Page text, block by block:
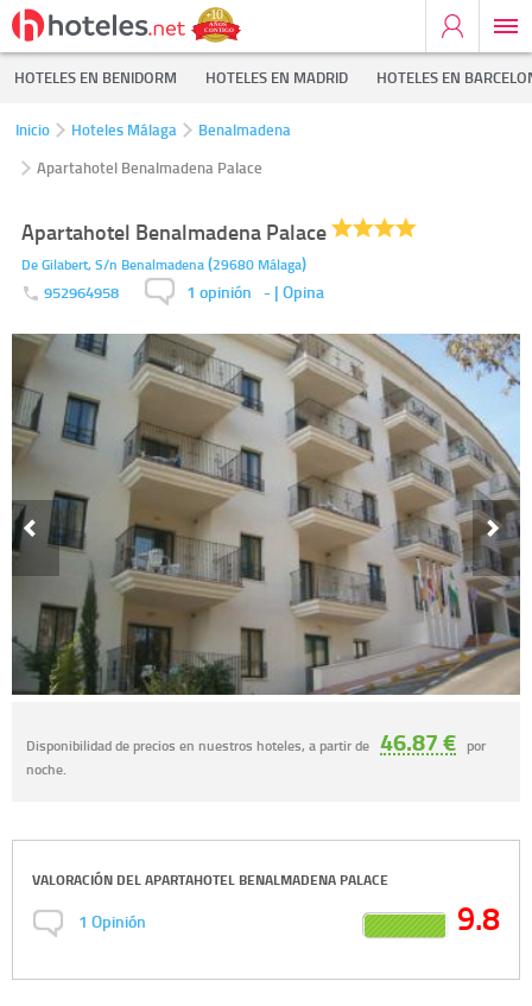
HOTELES EN BENIDORM HOTELES EN MADRID HOTELES EN
Inicio Hoteles Málaga
Benalmadena
Apartahotel Benalmadena Palace
Apartahotel Benalmadena Palace
De Gilabert, S/n Benalmadena(29680 Málaga)
952964958 1 opinión - | Opina
Disponibilidad de precios en nuestros hoteles, a partir de 46.87 € por
noche.
VALORACIÓN DELAPARTAHOTEL BENALMADENA PALACE
1 Opinión 9.8